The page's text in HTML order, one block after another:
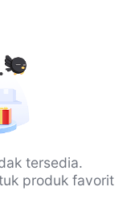
tersedia.
produk favorit